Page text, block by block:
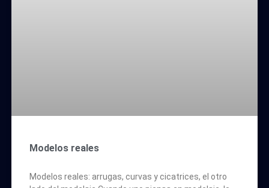
Modelos reales
Modelos reales: arrugas, curvas y cicatrices, el otro